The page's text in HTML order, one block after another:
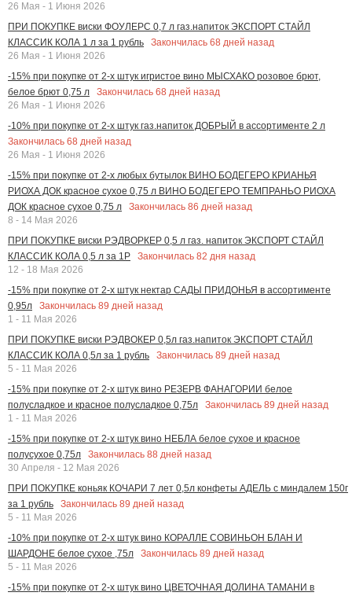
26 Мая - 1 Июня 2026
ПРИ ПОКУПКЕ виски ФОУЛЕРС 0,7 л газ.напиток ЭКСПОРТ СТАЙЛ
КЛАССИК КОЛА 1 л за 1 рубль
Закончилась 68 дней назад
26 Мая - 1 Июня 2026
-15% при покупке от 2-х штук игристое вино МЫСХАКО розовое брют,
белое брют 0,75 л
Закончилась 68 дней назад
26 Мая - 1 Июня 2026
-10% при покупке от 2-х штук газ.напиток ДОБРЫЙ в ассортименте 2 л
Закончилась 68 дней назад
26 Мая - 1 Июня 2026
-15% при покупке от 2-х любых бутылок ВИНО БОДЕГЕРО КРИАНЬЯ
РИОХА ДОК красное сухое 0,75 л ВИНО БОДЕГЕРО ТЕМПРАНЬО РИОХА
ДОК красное сухое 0,75 л
Закончилась 86 дней назад
8 - 14 Мая 2026
ПРИ ПОКУПКЕ виски РЭДВОРКЕР 0,5 л газ. напиток ЭКСПОРТ СТАЙЛ
КЛАССИК КОЛА 0,5 л за 1Р
Закончилась 82 дня назад
12 - 18 Мая 2026
-15% при покупке от 2-х штук нектар САДЫ ПРИДОНЬЯ в ассортименте
0,95л
Закончилась 89 дней назад
1 - 11 Мая 2026
ПРИ ПОКУПКЕ виски РЭДВОКЕР 0,5л газ.напиток ЭКСПОРТ СТАЙЛ
КЛАССИК КОЛА 0,5л за 1 рубль
Закончилась 89 дней назад
5 - 11 Мая 2026
-15% при покупке от 2-х штук вино РЕЗЕРВ ФАНАГОРИИ белое
полусладкое и красное полусладкое 0,75л
Закончилась 89 дней назад
1 - 11 Мая 2026
-15% при покупке от 2-х штук вино НЕБЛА белое сухое и красное
полусухое 0,75л
Закончилась 88 дней назад
30 Апреля - 12 Мая 2026
ПРИ ПОКУПКЕ коньяк КОЧАРИ 7 лет 0,5л конфеты АДЕЛЬ с миндалем 150г
за 1 рубль
Закончилась 89 дней назад
5 - 11 Мая 2026
-10% при покупке от 2-х штук вино КОРАЛЛЕ СОВИНЬОН БЛАН И
ШАРДОНЕ белое сухое ,75л
Закончилась 89 дней назад
5 - 11 Мая 2026
-15% при покупке от 2-х штук вино ЦВЕТОЧНАЯ ДОЛИНА ТАМАНИ в